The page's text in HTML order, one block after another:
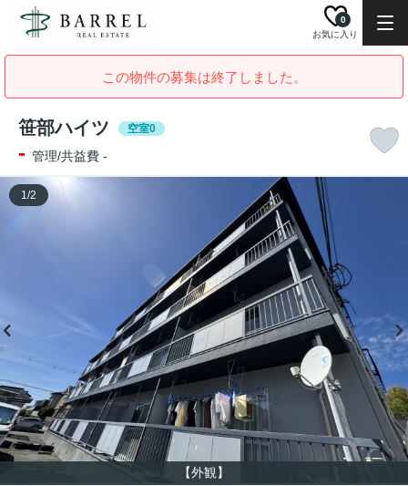
お気に入り
0
この物件の募集は終了しました。
笹部ハイツ 空室0
- 管理/共益費 -
【外観】
1/2